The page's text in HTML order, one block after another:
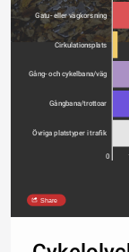
Gatu- eller vägkorsning
Cirkulationsplats
Gång- och cykelbana/väg
Gångbana/trottoar
Övriga platstyper i trafik
0
Share